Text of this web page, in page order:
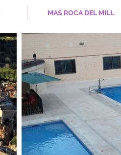
MAS ROCA DEL MILL